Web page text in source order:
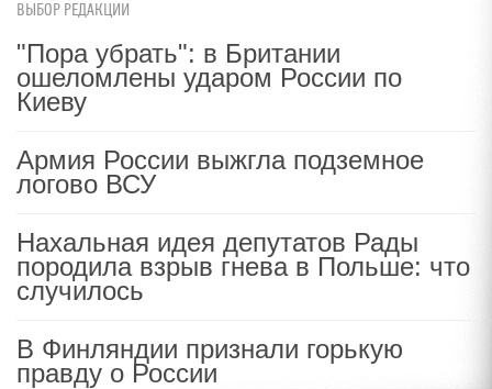
ВЫБОР РЕДАКЦИИ
"Пора убрать": в Британии
ошеломлены ударом России по
Киеву
Армия России выжгла подземное
логово ВСУ
Нахальная идея депутатов Рады
породила взрыв гнева в Польше: что
случилось
В Финляндии признали горькую
правду о России